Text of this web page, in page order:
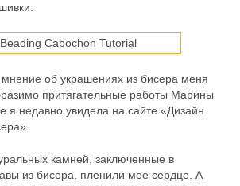
об украшениях из бисера меня
притягательные работы Марины
я недавно увидела на сайте «Дизайн
камней, заключенные в
из бисера, пленили мое сердце. А